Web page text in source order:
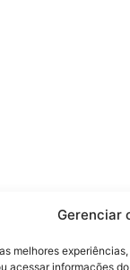
Gerenciar
melhores
acessar informações